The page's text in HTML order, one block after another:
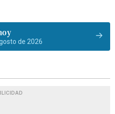
de 2026